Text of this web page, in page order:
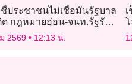
ชี้ประชาชนไม่เชื่อมั่นรัฐบาล
ด กฎหมายอ่อน-จนท.รัฐรับ
น์2569 12:13 น.